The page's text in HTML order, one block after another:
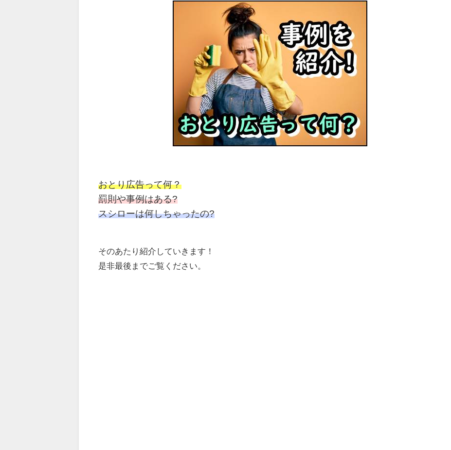
おとり広告って何？
罰則や事例はある?
スシローは何しちゃったの?
そのあたり紹介していきます！
是非最後までご覧ください。